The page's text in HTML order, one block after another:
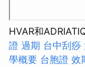
HVAR和
證 過期 台中刮痧
學概要 台胞證 效